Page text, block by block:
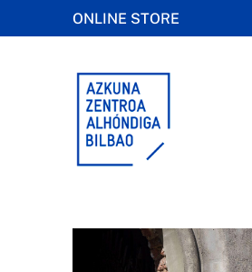
ONLINE STORE